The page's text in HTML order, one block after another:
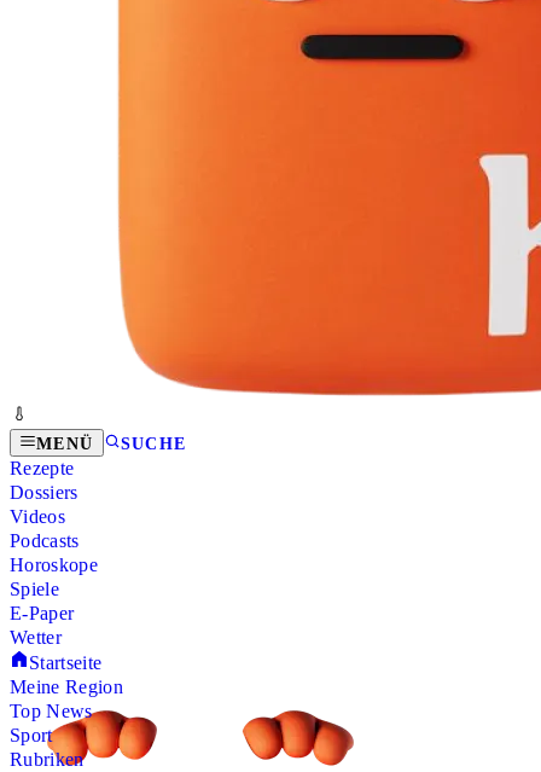
MENÜ SUCHE
Rezepte
Dossiers
Videos
Podcasts
Horoskope
Spiele
E-Paper
Wetter
Startseite
Meine Region
Top News
Sport
Rubriken